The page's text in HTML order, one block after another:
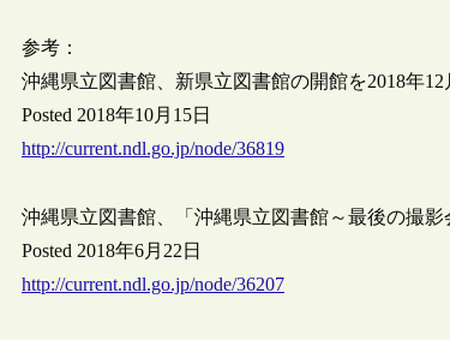
参考：
沖縄県立図書館、新県立図書館の開館を2018年12
Posted 2018年10月15日
http://current.ndl.go.jp/node/36819
沖縄県立図書館、「沖縄県立図書館～最後の撮影
Posted 2018年6月22日
http://current.ndl.go.jp/node/36207